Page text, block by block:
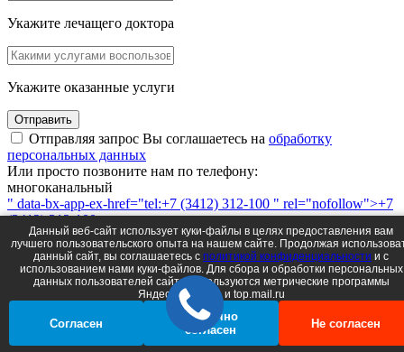
Укажите лечащего доктора
Укажите оказанные услуги
Отправить
Отправляя запрос Вы соглашаетесь на обработку
персональных данных
Или просто позвоните нам по телефону:
многоканальный
" data-bx-app-ex-href="tel:+7 (3412) 312-100 " rel="nofollow">+7
(3412) 312-100
или напишите
Данный веб-сайт использует куки-файлы в целях предоставления вам
лучшего пользовательского опыта на нашем сайте. Продолжая
данный сайт, вы соглашаетесь c политикой конфиденциальности и с
использованием нами куки-файлов. Для сбора и обработки персональных
данных пользователей сайта используются метрические программы
Яндеск.Метрика и top.mail.ru
Согласен
Частично
согласен
Не согласен
Выберите направление